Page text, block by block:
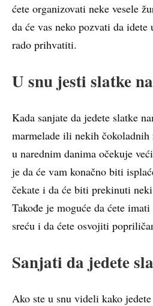
ćete organizovati neke vesele
da će vas neko pozvati da
rado prihvatiti.
U snu jesti slatke
Kada sanjate da jedete slatke
marmelade ili nekih čokoladnih
u narednim danima očekuje
je da će vam konačno biti
čekate i da će biti prekinuti
Takođe je moguće da ćete
sreću i da ćete osvojiti
Sanjati da jedete
Ako ste u snu videli kako